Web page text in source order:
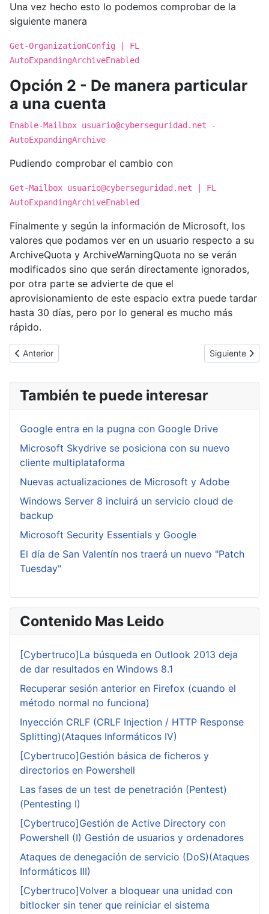
Una vez hecho esto lo podemos comprobar de la
siguiente manera
Get-OrganizationConfig | FL
AutoExpandingArchiveEnabled
Opción 2 - De manera particular
a una cuenta
Enable-Mailbox usuario@cyberseguridad.net -
AutoExpandingArchive
Pudiendo comprobar el cambio con
Get-Mailbox usuario@cyberseguridad.net | FL
AutoExpandingArchiveEnabled
Finalmente y según la información de Microsoft, los
valores que podamos ver en un usuario respecto a su
ArchiveQuota y ArchiveWarningQuota no se verán
modificados sino que serán directamente ignorados,
por otra parte se advierte de que el
aprovisionamiento de este espacio extra puede tardar
hasta 30 días, pero por lo general es mucho más
rápido.
Artículo anterior: [Cybertruco]Resetear cliente OneDrive para
Anterior Artículo
Siguiente
También te puede interesar
Google entra en la pugna con Google Drive
Microsoft Skydrive se posiciona con su nuevo
cliente multiplataforma
Nuevas actualizaciones de Microsoft y Adobe
Windows Server 8 incluirá un servicio cloud de
backup
Microsoft Security Essentials y Google
El día de San Valentín nos traerá un nuevo "Patch
Tuesday"
Contenido Mas Leido
[Cybertruco]La búsqueda en Outlook 2013 deja
de dar resultados en Windows 8.1
Recuperar sesión anterior en Firefox (cuando el
método normal no funciona)
Inyección CRLF (CRLF Injection / HTTP Response
Splitting)(Ataques Informáticos IV)
[Cybertruco]Gestión básica de ficheros y
directorios en Powershell
Las fases de un test de penetración (Pentest)
(Pentesting I)
[Cybertruco]Gestión de Active Directory con
Powershell (I) Gestión de usuarios y ordenadores
Ataques de denegación de servicio (DoS)(Ataques
Informáticos III)
[Cybertruco]Volver a bloquear una unidad con
bitlocker sin tener que reiniciar el sistema